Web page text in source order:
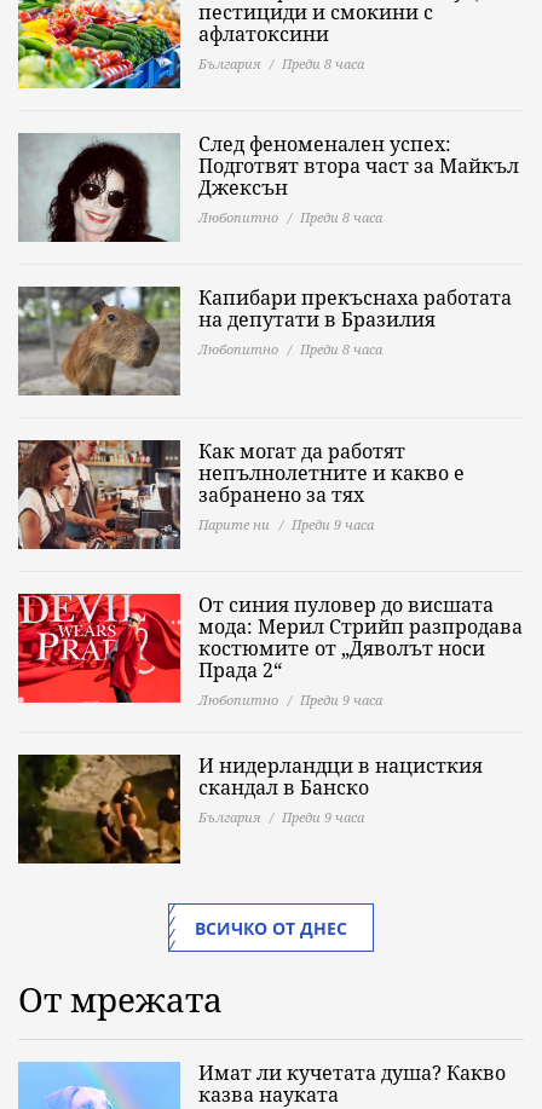
пестициди и смокини с
афлатоксини
България Преди 8 часа
След феноменален успех:
Подготвят втора част за Майкъл
Джексън
Любопитно Преди 8 часа
Капибари прекъснаха работата
на депутати в Бразилия
Любопитно Преди 8 часа
Как могат да работят
непълнолетните и какво е
забранено за тях
Парите ни Преди 9 часа
От синия пуловер до висшата
мода: Мерил Стрийп разпродава
костюмите от „Дяволът носи
Прада 2“
Любопитно Преди 9 часа
И нидерландци в нацисткия
скандал в Банско
България Преди 9 часа
ВСИЧКО ОТ ДНЕС
От мрежата
Имат ли кучетата душа? Какво
казва науката